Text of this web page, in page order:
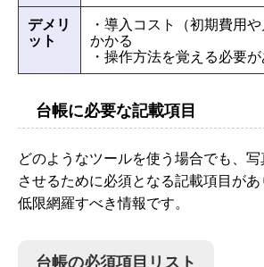
デメリ
ット
・導入コスト（初期費用
かかる
・操作方法を覚える必要
台帳に必要な記載項目
どのようなツールを使う場合でも、
させるために必須となる記載項目が
低限網羅すべき情報です。
台帳の必須項目リスト